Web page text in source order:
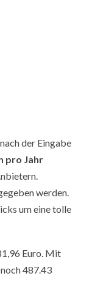
der Eingabe
pro Jahr
werden.
um eine tolle
Euro. Mit
487.43